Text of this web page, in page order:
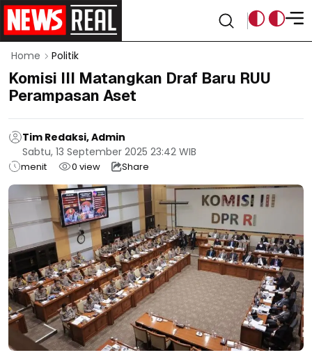
Home Politik
Komisi III Matangkan Draf Baru RUU
Perampasan Aset
Tim Redaksi, Admin
Sabtu, 13 September 2025 23:42 WIB
menit 0 view Share